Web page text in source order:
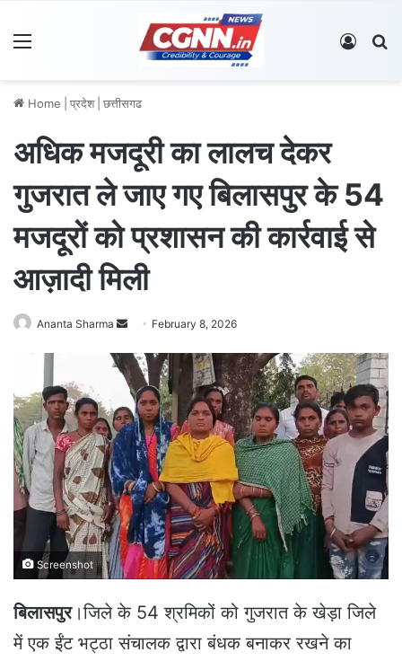
Log In
Home प्रदेश छत्तीसगढ
अधिक मजदूरी का लालच देकर
गुजरात ले जाए गए बिलासपुर के 54
मजदूरों को प्रशासन की कार्रवाई से
आज़ादी मिली
Ananta Sharma
n
d
a
n
m
a
i
l
February 8, 2026
Screenshot
बिलासपुर।जिले के 54 श्रमिकों को गुजरात के खेड़ा जिले
में एक ईंट भट्ठा संचालक द्वारा बंधक बनाकर रखने का